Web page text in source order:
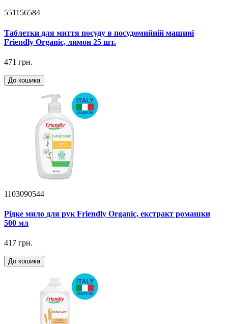
551156584
Таблетки для миття посуду в посудомийній машині
Friendly Organic, лимон 25 шт.
471 грн.
До кошика
1103090544
Рідке мило для рук Friendly Organic, екстракт ромашки
500 мл
417 грн.
До кошика